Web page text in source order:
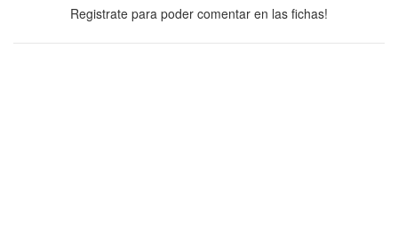
Registrate para poder comentar en las fichas!